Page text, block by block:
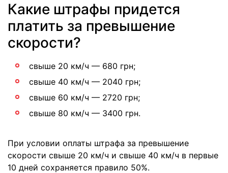
Какие штрафы придется
платить за превышение
скорости?
свыше 20 км/ч — 680 грн;
свыше 40 км/ч — 2040 грн;
свыше 60 км/ч — 2720 грн;
свыше 80 км/ч — 3400 грн.
При условии оплаты штрафа за превышение
скорости свыше 20 км/ч и свыше 40 км/ч в первые
10 дней сохраняется правило 50%.